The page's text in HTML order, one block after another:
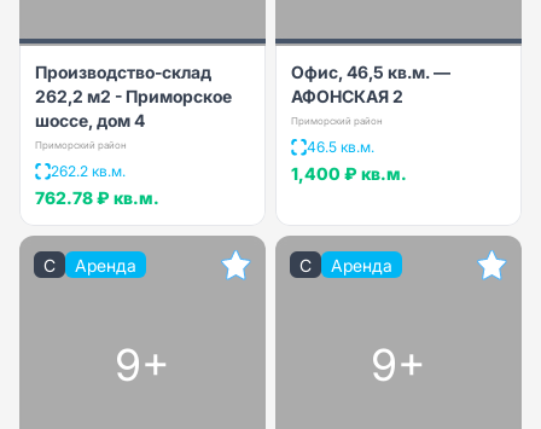
Производство-склад
262,2 м2 - Приморское
шоссе, дом 4
Приморский район
262.2 кв.м.
762.78 ₽ кв.м.
Офис, 46,5 кв.м. —
АФОНСКАЯ 2
Приморский район
46.5 кв.м.
1,400 ₽ кв.м.
C Аренда
9+
C Аренда
9+